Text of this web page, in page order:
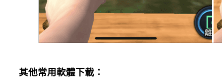
其他常用軟體下載：